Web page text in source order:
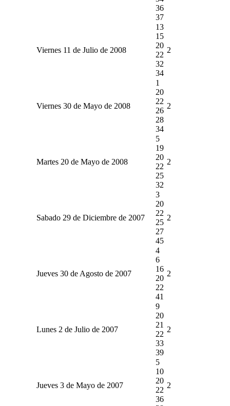
36
37
Viernes 11 de Julio de 2008
13
15
20
22
32
34
2
Viernes 30 de Mayo de 2008
1
20
22
26
28
34
2
Martes 20 de Mayo de 2008
5
19
20
22
25
32
2
Sabado 29 de Diciembre de 2007
3
20
22
25
27
45
2
Jueves 30 de Agosto de 2007
4
6
16
20
22
41
2
Lunes 2 de Julio de 2007
9
20
21
22
33
39
2
Jueves 3 de Mayo de 2007
5
10
20
22
36
2